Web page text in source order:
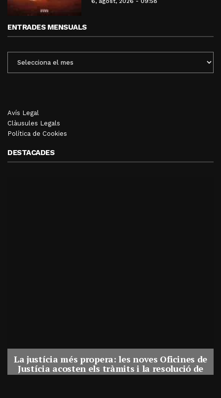
ENTRADES MENSUALS
MENSUALS
Avís Legal
Clàusules Legals
Política de Cookies
DESTACADES
La justícia més propera: les noves Oficines de
Justícia acosten els tràmits i la resolució de
conflictes als municipis de Catalunya